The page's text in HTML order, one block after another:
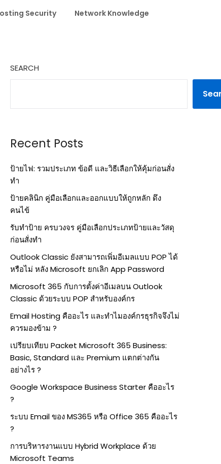
Security Network Knowledge
SEARCH
Recent Posts
ป้ายไฟ: รวมประเภท ข้อดี และวิธีเลือกให้คุ้มก่อนสั่ง
ทำ
ป้ายคลินิก คู่มือเลือกและออกแบบให้ถูกหลัก ดึง
คนไข้
รับทำป้าย ครบวงจร คู่มือเลือกประเภทป้ายและวัสดุ
ก่อนสั่งทำ
Outlook Classic ยังสามารถเพิ่มอีเมลแบบ POP ได้
หรือไม่ หลัง Microsoft ยกเลิก App Password
Microsoft 365 กับการตั้งค่าอีเมลบน Outlook
Classic ด้วยระบบ POP สำหรับองค์กร
Email Hosting คืออะไร และทำไมองค์กรธุรกิจจึงไม่
ควรมองข้าม ?
เปรียบเทียบ Packet Microsoft 365 Business:
Basic, Standard และ Premium แตกต่างกัน
อย่างไร ?
Google Workspace Business Starter คืออะไร
?
ระบบ Email ของ MS365 หรือ Office 365 คืออะไร
?
การบริหารงานแบบ Hybrid Workplace ด้วย
Microsoft Teams